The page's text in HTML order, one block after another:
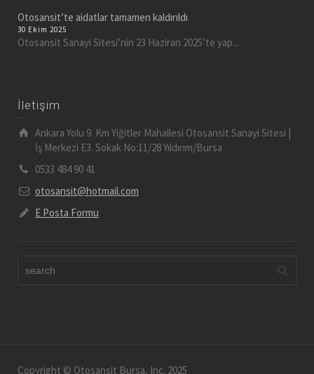
Otosansit’te aidatlar tamamen kaldırıldı
30 Ekim 2025
Otosansit Sanayi Sitesi’nin 23 Haziran 2025’te yap...
İletişim
Ankara Yolu 9. Km Yiğitler Mahallesi Otosansit Sanayi Sitesi |
İş Merkezi E3. Sokak No:11/28 Yıldırım/Bursa
0533 484 90 41
otosansit@hotmail.com
E Posta Formu
Copyright © Otosansit Bursa, Inc. 2025